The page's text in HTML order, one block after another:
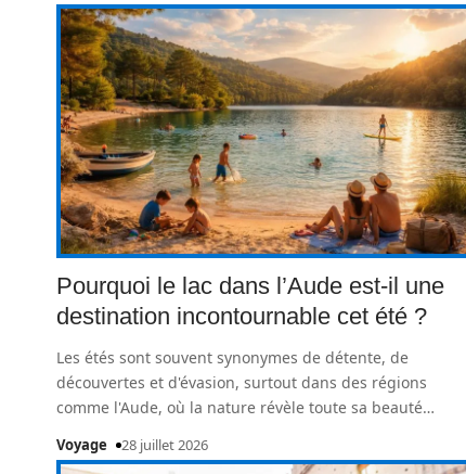
Pourquoi le lac dans l’Aude est-il une
destination incontournable cet été ?
Les étés sont souvent synonymes de détente, de
découvertes et d'évasion, surtout dans des régions
comme l'Aude, où la nature révèle toute sa beauté…
Voyage 28 juillet 2026